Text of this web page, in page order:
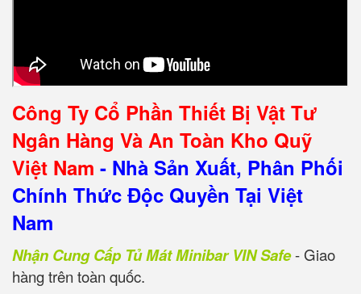
Công Ty Cổ Phần Thiết Bị Vật Tư
Ngân Hàng Và An Toàn Kho Quỹ
Việt Nam - Nhà Sản Xuất, Phân Phối
Chính Thức Độc Quyền Tại Việt
Nam
Nhận Cung Cấp Tủ Mát Minibar VIN Safe- Giao
hàng trên toàn quốc.